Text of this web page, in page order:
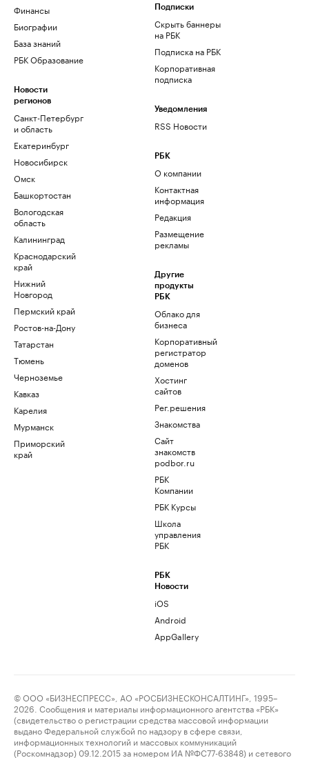
Финансы
Биографии
База знаний
РБК Образование
Новости
регионов
Санкт-Петербург
и область
Екатеринбург
Новосибирск
Омск
Башкортостан
Вологодская
область
Калининград
Краснодарский
край
Нижний
Новгород
Пермский край
Ростов-на-Дону
Татарстан
Тюмень
Черноземье
Кавказ
Карелия
Мурманск
Приморский
край
Подписки
Скрыть баннеры
на РБК
Подписка на РБК
Корпоративная
подписка
Уведомления
RSS Новости
РБК
О компании
Контактная
информация
Редакция
Размещение
рекламы
Другие
продукты
РБК
Облако для
бизнеса
Корпоративный
регистратор
доменов
Хостинг
сайтов
Рег.решения
Знакомства
Сайт
знакомств
podbor.ru
РБК
Компании
РБК Курсы
Школа
управления
РБК
РБК
Новости
iOS
Android
AppGallery
© ООО «БИЗНЕСПРЕСС», АО «РОСБИЗНЕСКОНСАЛТИНГ», 1995–
2026. Сообщения и материалы информационного агентства «РБК»
(свидетельство о регистрации средства массовой информации
выдано Федеральной службой по надзору в сфере связи,
информационных технологий и массовых коммуникаций
(Роскомнадзор) 09.12.2015 за номером ИА №ФС77-63848) и сетевого